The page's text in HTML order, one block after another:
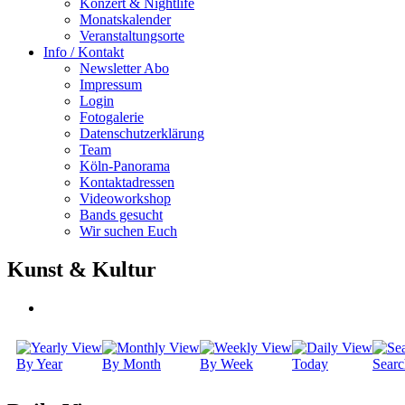
Konzert & Nightlife
Monatskalender
Veranstaltungsorte
Info / Kontakt
Newsletter Abo
Impressum
Login
Fotogalerie
Datenschutzerklärung
Team
Köln-Panorama
Kontaktadressen
Videoworkshop
Bands gesucht
Wir suchen Euch
Kunst & Kultur
By Year By Month By Week Today